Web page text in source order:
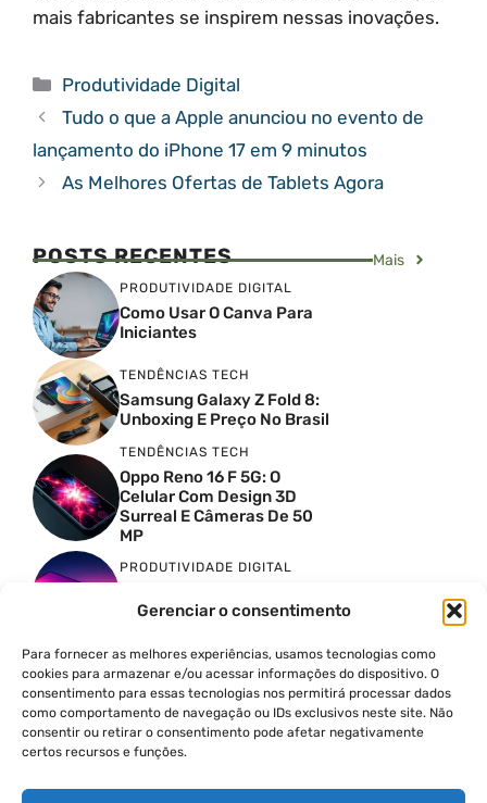
Gerenciar o consentimento
Para fornecer as melhores experiências, usamos tecnologias como
cookies para armazenar e/ou acessar informações do dispositivo. O
consentimento para essas tecnologias nos permitirá processar dados
como comportamento de navegação ou IDs exclusivos neste site. Não
consentir ou retirar o consentimento pode afetar negativamente
certos recursos e funções.
mais fabricantes se inspirem nessas inovações.
Categorias
Produtividade Digital
Tudo o que a Apple anunciou no evento de
lançamento do iPhone 17 em 9 minutos
As Melhores Ofertas de Tablets Agora
POSTS RECENTES Mais
PRODUTIVIDADE DIGITAL
Como Usar O Canva Para
Iniciantes
TENDÊNCIAS TECH
Samsung Galaxy Z Fold 8:
Unboxing E Preço No Brasil
TENDÊNCIAS TECH
Oppo Reno 16 F 5G: O
Celular Com Design 3D
Surreal E Câmeras De 50
MP
PRODUTIVIDADE DIGITAL
Siri Melhor
A Guerra Dos Datacenters:
Isso Envolve O Brasil E
Quais Os Problemas?
TENDÊNCIAS TECH
O Lixo De IA Derrotou A
Apple